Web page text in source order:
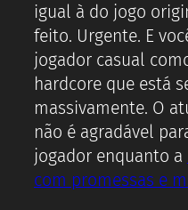
igual à do jogo
feito. Urgente. E
jogador casual
hardcore que está
massivamente. O
não é agradável
jogador enquanto a
com promessas e